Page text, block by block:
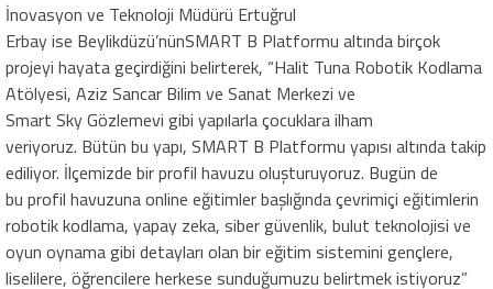
İnovasyon ve Teknoloji Müdürü Ertuğrul
Erbay ise Beylikdüzü’nünSMART B Platformu altında birçok
projeyi hayata geçirdiğini belirterek, “Halit Tuna Robotik Kodlama
Atölyesi, Aziz Sancar Bilim ve Sanat Merkezi ve
Smart Sky Gözlemevi gibi yapılarla çocuklara ilham
veriyoruz. Bütün bu yapı, SMART B Platformu yapısı altında takip
ediliyor. İlçemizde bir profil havuzu oluşturuyoruz. Bugün de
bu profil havuzuna online eğitimler başlığında çevrimiçi eğitimlerin
robotik kodlama, yapay zeka, siber güvenlik, bulut teknolojisi ve
oyun oynama gibi detayları olan bir eğitim sistemini gençlere,
liselilere, öğrencilere herkese sunduğumuzu belirtmek istiyoruz”